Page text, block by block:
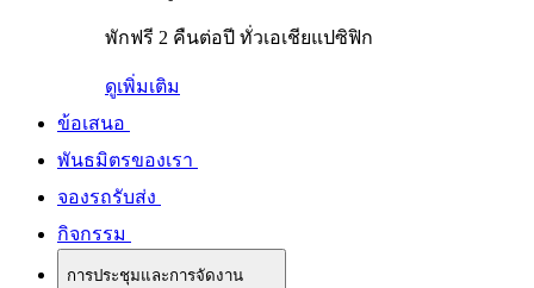
พักฟรี 2 คืนต่อปี ทั่วเอเชียแปซิฟิก
ดูเพิ่มเติม
ข้อเสนอ
พันธมิตรของเรา
จองรถรับส่ง
กิจกรรม
การประชุมและการจัดงาน